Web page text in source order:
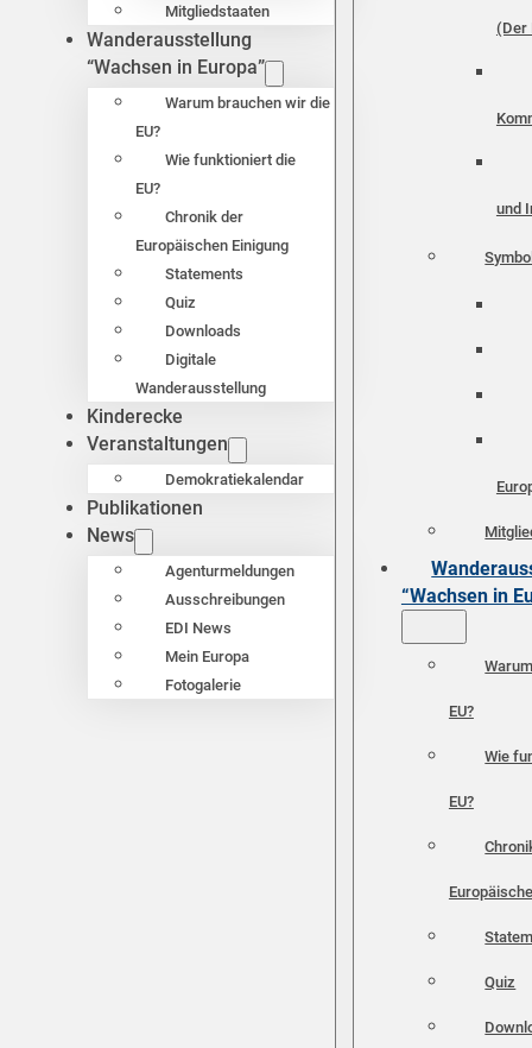
Mitgliedstaaten
Wanderausstellung
“Wachsen in Europa”
Warum brauchen wir die
EU?
Wie funktioniert die
EU?
Chronik der
Europäischen Einigung
Statements
Quiz
Downloads
Digitale
Wanderausstellung
Kinderecke
Veranstaltungen
Demokratiekalendar
Publikationen
News
Agenturmeldungen
Ausschreibungen
EDI News
Mein Europa
Fotogalerie
(Der
und
“Wachsen in
EU?
Wie
EU?
Quiz